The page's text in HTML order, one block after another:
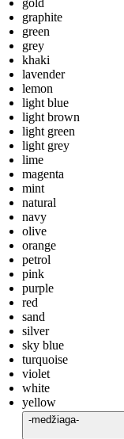
gold
graphite
green
grey
khaki
lavender
lemon
light blue
light brown
light green
light grey
lime
magenta
mint
natural
navy
olive
orange
petrol
pink
purple
red
sand
silver
sky blue
turquoise
violet
white
yellow
-medžiaga-